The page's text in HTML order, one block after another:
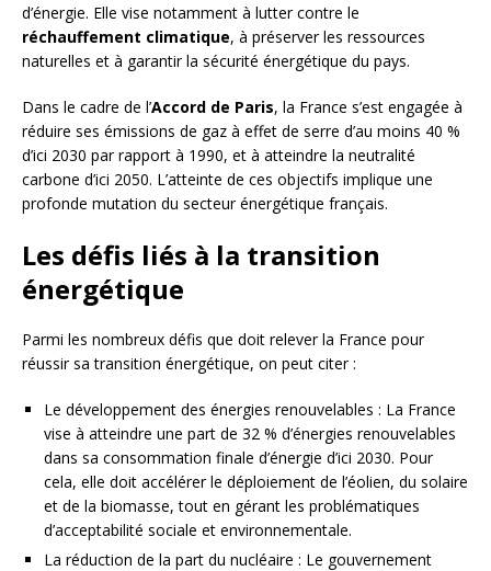
d’énergie. Elle vise notamment à lutter contre le
réchauffement climatique, à préserver les ressources
naturelles et à garantir la sécurité énergétique du pays.
Dans le cadre de l’Accord de Paris, la France s’est engagée à
réduire ses émissions de gaz à effet de serre d’au moins 40 %
d’ici 2030 par rapport à 1990, et à atteindre la neutralité
carbone d’ici 2050. L’atteinte de ces objectifs implique une
profonde mutation du secteur énergétique français.
Les défis liés à la transition
énergétique
Parmi les nombreux défis que doit relever la France pour
réussir sa transition énergétique, on peut citer :
Le développement des énergies renouvelables : La France
vise à atteindre une part de 32 % d’énergies renouvelables
dans sa consommation finale d’énergie d’ici 2030. Pour
cela, elle doit accélérer le déploiement de l’éolien, du solaire
et de la biomasse, tout en gérant les problématiques
d’acceptabilité sociale et environnementale.
La réduction de la part du nucléaire : Le gouvernement